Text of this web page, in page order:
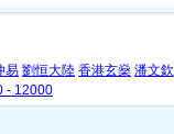
易 劉恒大陸 香港玄燊 潘文欽
- 12000